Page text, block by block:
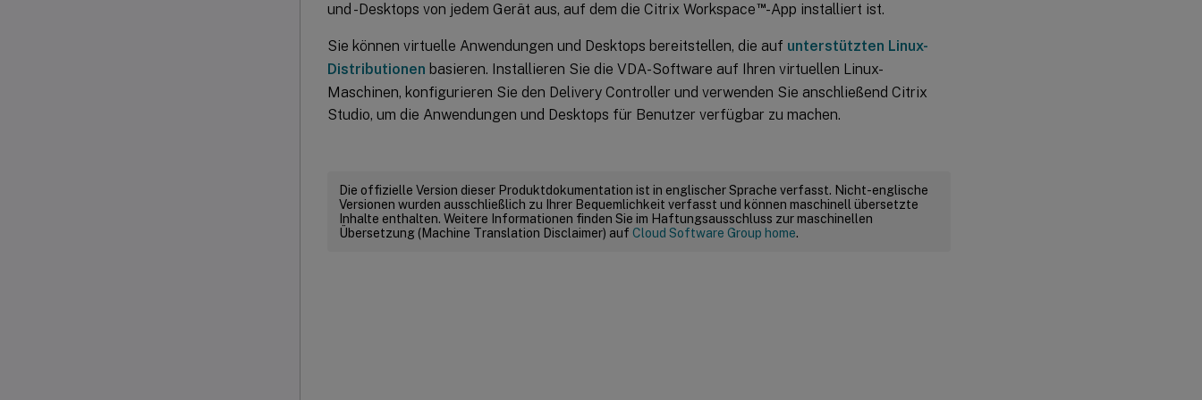
und -Desktops von jedem Gerät aus, auf dem die Citrix Workspace™-App installiert ist.
Sie können virtuelle Anwendungen und Desktops bereitstellen, die auf unterstützten Linux-
Distributionen basieren. Installieren Sie die VDA-Software auf Ihren virtuellen Linux-
Maschinen, konfigurieren Sie den Delivery Controller und verwenden Sie anschließend Citrix
Studio, um die Anwendungen und Desktops für Benutzer verfügbar zu machen.
Die offizielle Version dieser Produktdokumentation ist in englischer Sprache verfasst. Nicht-englische
Versionen wurden ausschließlich zu Ihrer Bequemlichkeit verfasst und können maschinell übersetzte
Inhalte enthalten. Weitere Informationen finden Sie im Haftungsausschluss zur maschinellen
Übersetzung (Machine Translation Disclaimer) auf Cloud Software Group home.